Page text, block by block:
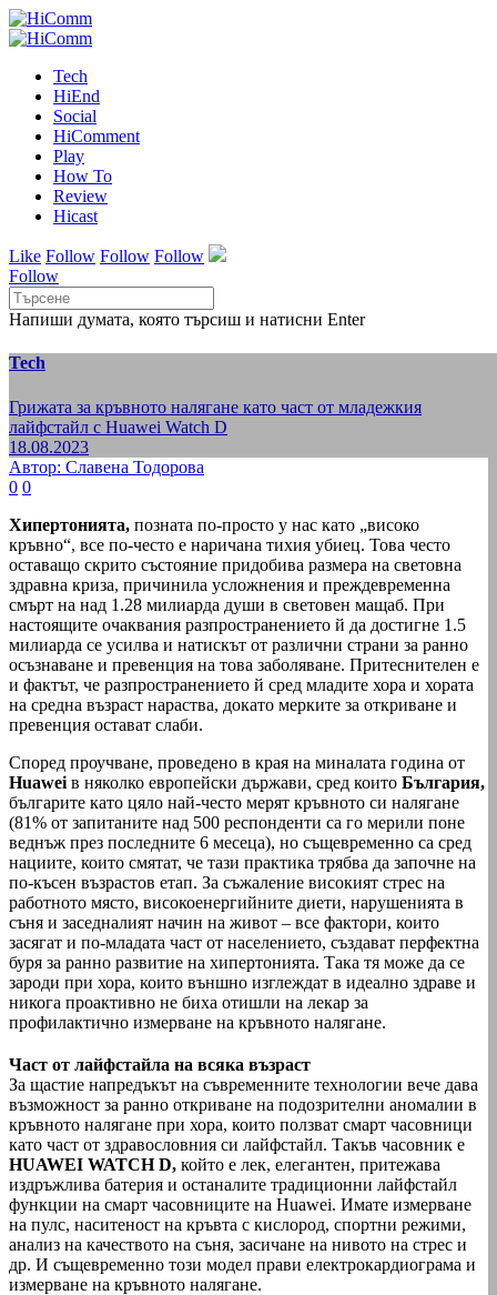
Tech
HiEnd
Social
HiComment
Play
How To
Review
Hicast
Like Follow Follow Follow
Follow
Напиши думата, която търсиш и натисни Enter
Tech
Грижата за кръвното налягане като част от младежкия
лайфстайл с Huawei Watch D
18.08.2023
Автор: Славена Тодорова
0 0
Хипертонията, позната по-просто у нас като „високо
кръвно“, все по-често е наричана тихия убиец. Това често
оставащо скрито състояние придобива размера на световна
здравна криза, причинила усложнения и преждевременна
смърт на над 1.28 милиарда души в световен мащаб. При
настоящите очаквания разпространението й да достигне 1.5
милиарда се усилва и натискът от различни страни за ранно
осъзнаване и превенция на това заболяване. Притеснителен е
и фактът, че разпространението й сред младите хора и хората
на средна възраст нараства, докато мерките за откриване и
превенция остават слаби.
Според проучване, проведено в края на миналата година от
Huawei в няколко европейски държави, сред които България,
българите като цяло най-често мерят кръвното си налягане
(81% от запитаните над 500 респонденти са го мерили поне
веднъж през последните 6 месеца), но същевременно са сред
нациите, които смятат, че тази практика трябва да започне на
по-късен възрастов етап. За съжаление високият стрес на
работното място, високоенергийните диети, нарушенията в
съня и заседналият начин на живот – все фактори, които
засягат и по-младата част от населението, създават перфектна
буря за ранно развитие на хипертонията. Така тя може да се
зароди при хора, които външно изглеждат в идеално здраве и
никога проактивно не биха отишли на лекар за
профилактично измерване на кръвното налягане.
Част от лайфстайла на всяка възраст
За щастие напредъкът на съвременните технологии вече дава
възможност за ранно откриване на подозрителни аномалии в
кръвното налягане при хора, които ползват смарт часовници
като част от здравословния си лайфстайл. Такъв часовник е
HUAWEI WATCH D, който е лек, елегантен, притежава
издръжлива батерия и останалите традиционни лайфстайл
функции на смарт часовниците на Huawei. Имате измерване
на пулс, наситеност на кръвта с кислород, спортни режими,
анализ на качеството на съня, засичане на нивото на стрес и
др. И същевременно този модел прави електрокардиограма и
измерване на кръвното налягане.